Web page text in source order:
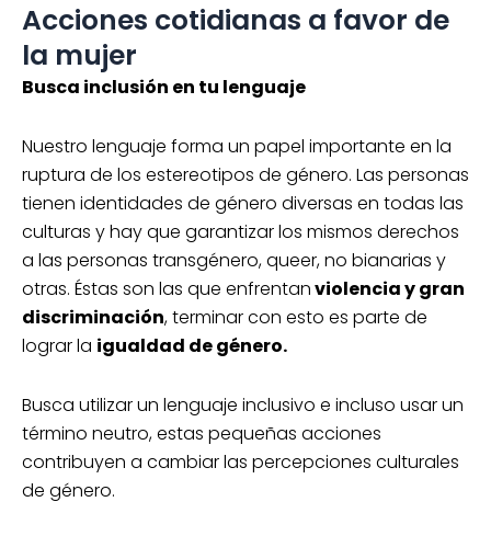
Acciones cotidianas a favor de
la mujer
Busca inclusión en tu lenguaje
Nuestro lenguaje forma un papel importante en la
ruptura de los estereotipos de género. Las personas
tienen identidades de género diversas en todas las
culturas y hay que garantizar los mismos derechos
a las personas transgénero, queer, no bianarias y
otras. Éstas son las que enfrentanviolencia y gran
discriminación, terminar con esto es parte de
lograr la igualdad de género.
Busca utilizar un lenguaje inclusivo e incluso usar un
término neutro, estas pequeñas acciones
contribuyen a cambiar las percepciones culturales
de género.